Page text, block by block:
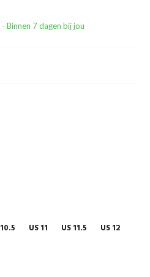
Binnen 7 dagen bij jou
US 11 US 11.5 US 12